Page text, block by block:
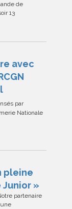
de
13
avec
par
Nationale
pleine
Junior »
partenaire